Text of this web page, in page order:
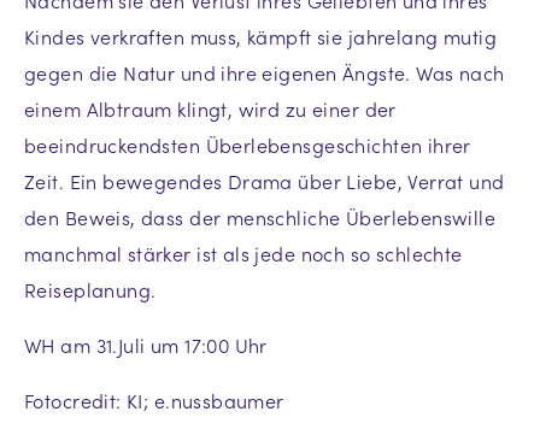
Kindes verkraften muss, kämpft sie jahrelang mutig
gegen die Natur und ihre eigenen Ängste. Was nach
einem Albtraum klingt, wird zu einer der
beeindruckendsten Überlebensgeschichten ihrer
Zeit. Ein bewegendes Drama über Liebe, Verrat und
den Beweis, dass der menschliche Überlebenswille
manchmal stärker ist als jede noch so schlechte
Reiseplanung.
WH am 31.Juli um 17:00 Uhr
Fotocredit: KI; e.nussbaumer